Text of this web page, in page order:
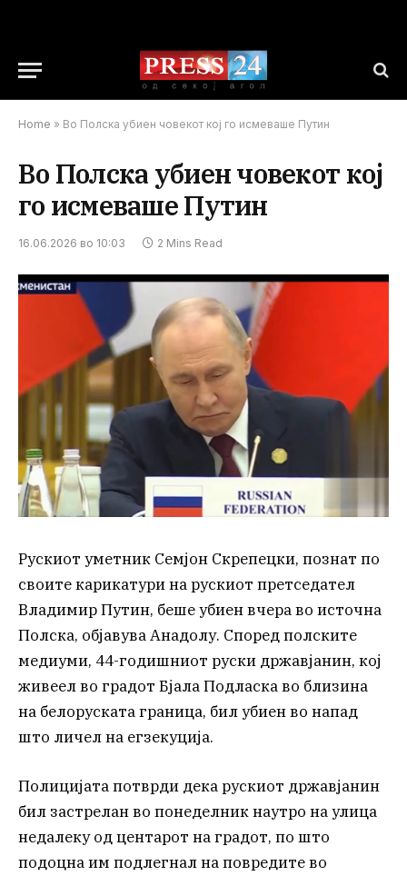
Home » Во Полска убиен човекот кој го исмеваше Путин
Во Полска убиен човекот кој
го исмеваше Путин
16.06.2026 во 10:03 2 Mins Read
Рускиот уметник Семјон Скрепецки, познат по
своите карикатури на рускиот претседател
Владимир Путин, беше убиен вчера во источна
Полска, објавува Анадолу. Според полските
медиуми, 44-годишниот руски државјанин, кој
живеел во градот Бјала Подласка во близина
на белоруската граница, бил убиен во напад
што личел на егзекуција.
Полицијата потврди дека рускиот државјанин
бил застрелан во понеделник наутро на улица
недалеку од центарот на градот, по што
подоцна им подлегнал на повредите во